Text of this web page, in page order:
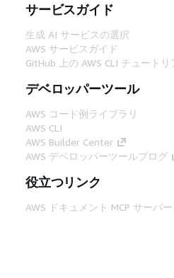
サービスガイド
生成 AI サービスの選択
AWS サービスガイド
GitHub 上の AWS CLI チュートリ
デベロッパーツール
AWS コード例ライブラリ
AWS CLI
AWS Builder Center
AWS デベロッパーツールブログ
役立つリンク
AWS ドキュメント MCP サーバ